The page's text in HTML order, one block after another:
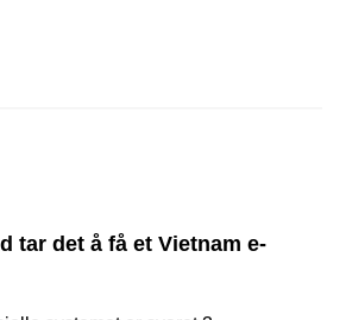
tar det å få et Vietnam e-